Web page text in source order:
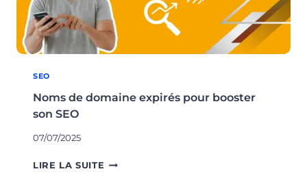
SEO
Noms de domaine expirés pour booster
son SEO
07/07/2025
LIRE LA SUITE NOMS